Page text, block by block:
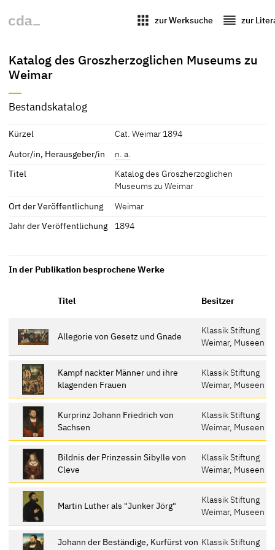
apps zur Werksuche reorder zur
Katalog des Groszherzoglichen Museums zu
Weimar
Bestandskatalog
Kürzel
Cat. Weimar 1894
Autor/in, Herausgeber/in
n. a.
Titel
Katalog des Groszherzoglichen
Museums zu Weimar
Ort der Veröffentlichung
Weimar
Jahr der Veröffentlichung
1894
In der Publikation besprochene Werke
Titel Besitzer
Allegorie von Gesetz und Gnade
Klassik Stiftung
Weimar, Museen
Kampf nackter Männer und ihre
klagenden Frauen
Klassik Stiftung
Weimar, Museen
Kurprinz Johann Friedrich von
Sachsen
Klassik Stiftung
Weimar, Museen
Bildnis der Prinzessin Sibylle von
Cleve
Klassik Stiftung
Weimar, Museen
Martin Luther als "Junker Jörg"
Klassik Stiftung
Weimar, Museen
Johann der Beständige, Kurfürst von Klassik Stiftung